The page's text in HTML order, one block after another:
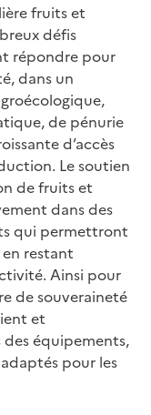
fruits et
défis
répondre pour
dans un
de pénurie
d’accès
Le soutien
de fruits et
dans des
qui permettront
restant
Ainsi pour
de souveraineté
et
des équipements,
pour les